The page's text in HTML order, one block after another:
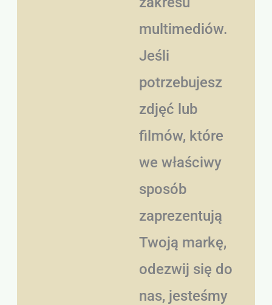
multimediów.
Jeśli
potrzebujesz
zdjęć lub
filmów, które
we właściwy
sposób
zaprezentują
Twoją markę,
odezwij się do
nas, jesteśmy